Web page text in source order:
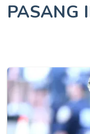
PASANG